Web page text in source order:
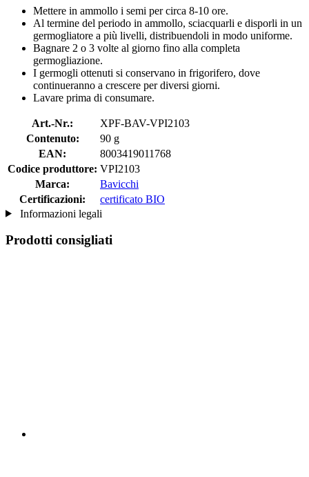
Mettere in ammollo i semi per circa 8-10 ore.
Al termine del periodo in ammollo, sciacquarli e disporli in un
germogliatore a più livelli, distribuendoli in modo uniforme.
Bagnare 2 o 3 volte al giorno fino alla completa
germogliazione.
I germogli ottenuti si conservano in frigorifero, dove
continueranno a crescere per diversi giorni.
Lavare prima di consumare.
Art.-Nr.:
XPF-BAV-VPI2103
Contenuto:
90 g
EAN:
8003419011768
Codice produttore: VPI2103
Marca:
Bavicchi
Certificazioni:
certificato BIO
Informazioni legali
Prodotti consigliati